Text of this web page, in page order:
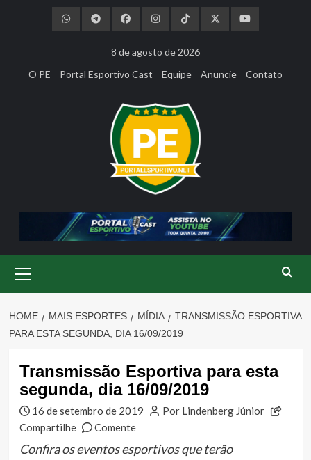
8 de agosto de 2026
O PE
Portal Esportivo Cast Equipe Anuncie Contato
Menu
HOME MAIS ESPORTES MÍDIA
TRANSMISSÃO ESPORTIVA
PARA ESTA SEGUNDA, DIA 16/09/2019
Transmissão Esportiva para esta
segunda, dia 16/09/2019
16 de setembro de 2019
Por Lindenberg Júnior
Compartilhe
Comente
Confira os eventos esportivos que terão